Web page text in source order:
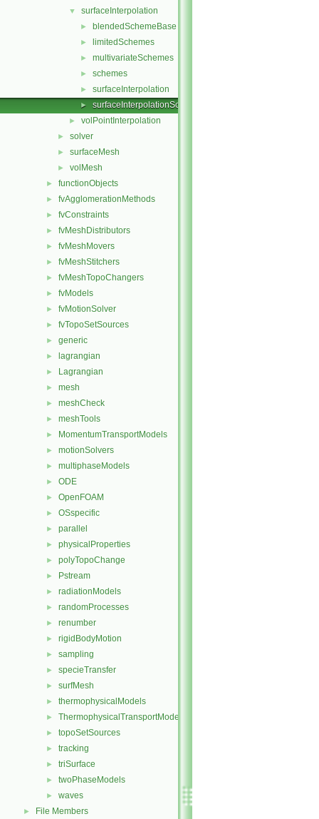
▼ surfaceInterpolation
► blendedSchemeBase
► limitedSchemes
► multivariateSchemes
► schemes
► surfaceInterpolation
► surfaceInterpolationScheme
► volPointInterpolation
► solver
► surfaceMesh
► volMesh
► functionObjects
► fvAgglomerationMethods
► fvConstraints
► fvMeshDistributors
► fvMeshMovers
► fvMeshStitchers
► fvMeshTopoChangers
► fvModels
► fvMotionSolver
► fvTopoSetSources
► generic
► lagrangian
► Lagrangian
► mesh
► meshCheck
► meshTools
► MomentumTransportModels
► motionSolvers
► multiphaseModels
► ODE
► OpenFOAM
► OSspecific
► parallel
► physicalProperties
► polyTopoChange
► Pstream
► radiationModels
► randomProcesses
► renumber
► rigidBodyMotion
► sampling
► specieTransfer
► surfMesh
► thermophysicalModels
► ThermophysicalTransportModels
► topoSetSources
► tracking
► triSurface
► twoPhaseModels
► waves
► File Members